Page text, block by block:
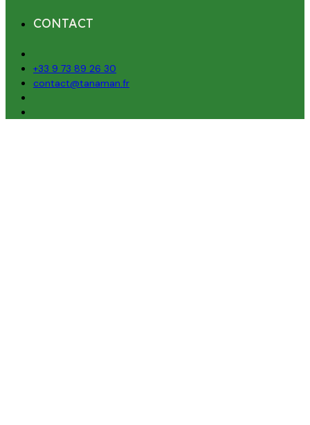
CONTACT
+33 9 73 89 26 30
contact@tanaman.fr